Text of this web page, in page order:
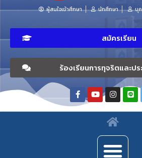
ผู้สนใจเข้าศึกษา นักศึกษา บุ
สมัครเรียน
ร้องเรียนการทุจริตและป